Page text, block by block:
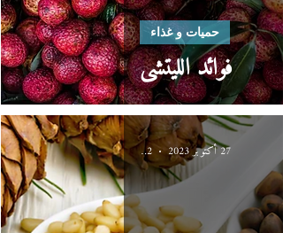
فوائد الليتشي
حميات و غذاء
27 أكتوبر 2023 2 دقيقة قراءة